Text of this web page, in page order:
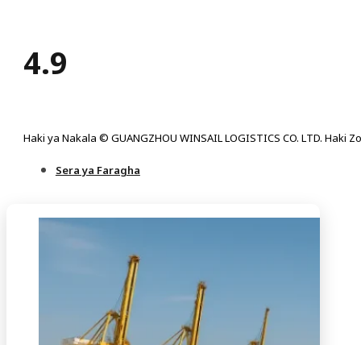
4.9
Haki ya Nakala © GUANGZHOU WINSAIL LOGISTICS CO. LTD. Haki
Sera ya Faragha